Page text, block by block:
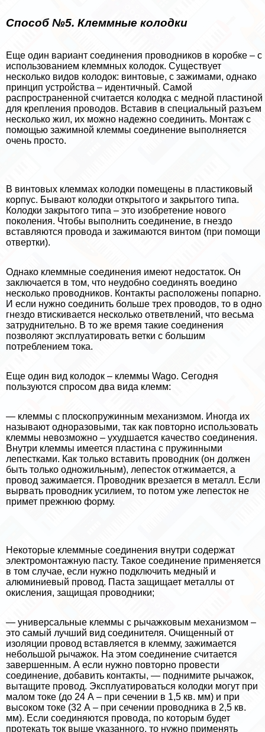
Способ №5. Клеммные колодки
Еще один вариант соединения проводников в коробке – с
использованием клеммных колодок. Существует
несколько видов колодок: винтовые, с зажимами, однако
принцип устройства – идентичный. Самой
распространенной считается колодка с медной пластиной
для крепления проводов. Вставив в специальный разъем
несколько жил, их можно надежно соединить. Монтаж с
помощью зажимной клеммы соединение выполняется
очень просто.
В винтовых клеммах колодки помещены в пластиковый
корпус. Бывают колодки открытого и закрытого типа.
Колодки закрытого типа – это изобретение нового
поколения. Чтобы выполнить соединение, в гнездо
вставляются провода и зажимаются винтом (при помощи
отвертки).
Однако клеммные соединения имеют недостаток. Он
заключается в том, что неудобно соединять воедино
несколько проводников. Контакты расположены попарно.
И если нужно соединить больше трех проводов, то в одно
гнездо втискивается несколько ответвлений, что весьма
затруднительно. В то же время такие соединения
позволяют эксплуатировать ветки с большим
потрeблением тока.
Еще один вид колодок – клеммы Wago. Сегодня
пользуются спросом два вида клемм:
— клеммы с плоскопружинным механизмом. Иногда их
называют одноразовыми, так как повторно использовать
клеммы невозможно – ухудшается качество соединения.
Внутри клеммы имеется пластина с пружинными
лепестками. Как только вставить проводник (он должен
быть только одножильным), лепесток отжимается, а
провод зажимается. Проводник врезается в металл. Если
вырвать проводник усилием, то потом уже лепесток не
примет прежнюю форму.
Некоторые клеммные соединения внутри содержат
электромонтажную пасту. Такое соединение применяется
в том случае, если нужно подключить медный и
алюминиевый провод. Паста защищает металлы от
окисления, защищая проводники;
— универсальные клеммы с рычажковым механизмом –
это самый лучший вид соединителя. Очищенный от
изоляции провод вставляется в клемму, зажимается
небольшой рычажок. На этом соединение считается
завершенным. А если нужно повторно провести
соединение, добавить контакты, — поднимите рычажок,
вытащите провод. Эксплуатироваться колодки могут при
малом токе (до 24 А – при сечении в 1,5 кв. мм) и при
высоком токе (32 А – при сечении проводника в 2,5 кв.
мм). Если соединяются провода, по которым будет
протекать ток выше указанного, то нужно применять